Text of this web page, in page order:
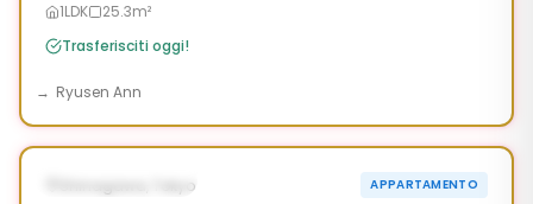
1LDK
25.3m²
Trasferisciti oggi!
Ryusen Ann
‹ ›
Shinagawa, Tokyo APPARTAMENTO